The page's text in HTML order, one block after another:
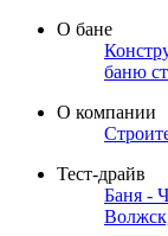
О бане
баню
О компании
Тест-драйв
Баня -